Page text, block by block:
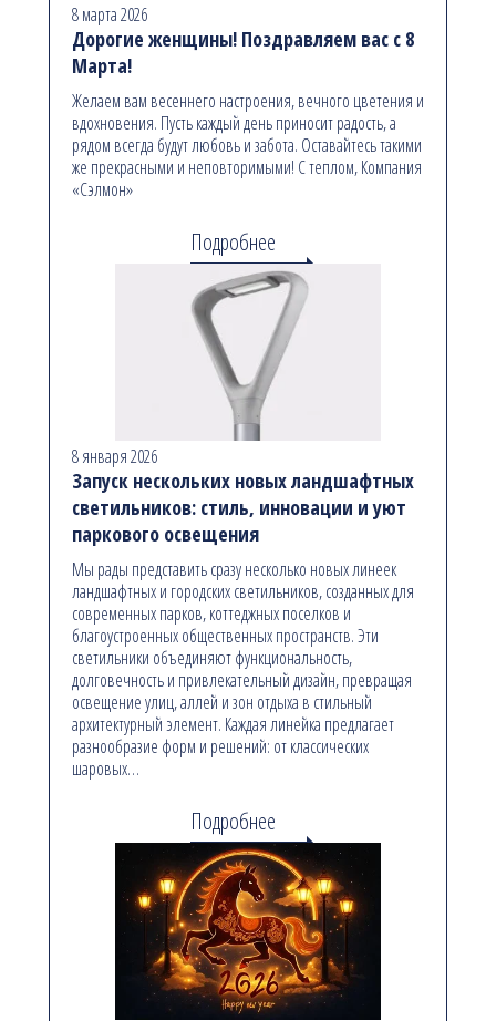
8 марта 2026
Дорогие женщины! Поздравляем вас с 8
Марта!
Желаем вам весеннего настроения, вечного цветения и
вдохновения. Пусть каждый день приносит радость, а
рядом всегда будут любовь и забота. Оставайтесь такими
же прекрасными и неповторимыми! С теплом, Компания
«Сэлмон»
Подробнее
8 января 2026
Запуск нескольких новых ландшафтных
светильников: стиль, инновации и уют
паркового освещения
Мы рады представить сразу несколько новых линеек
ландшафтных и городских светильников, созданных для
современных парков, коттеджных поселков и
благоустроенных общественных пространств. Эти
светильники объединяют функциональность,
долговечность и привлекательный дизайн, превращая
освещение улиц, аллей и зон отдыха в стильный
архитектурный элемент. Каждая линейка предлагает
разнообразие форм и решений: от классических
шаровых…
Подробнее